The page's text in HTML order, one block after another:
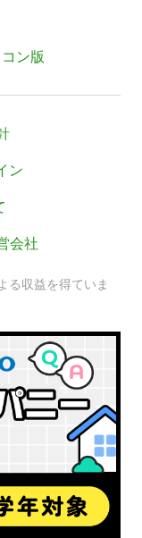
ン版
ン
会社
る収益を得ていま